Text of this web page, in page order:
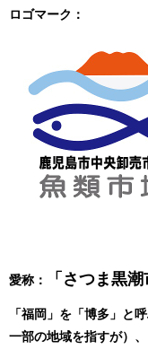
ロゴマーク：
愛称： 「さつま黒潮
「福岡」を「博多」と
一部の地域を指すが）